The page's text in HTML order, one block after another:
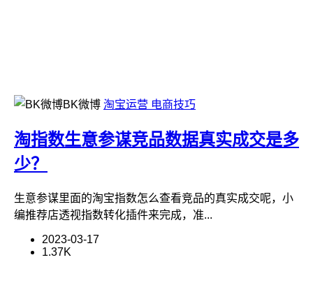
BK微博 淘宝运营 电商技巧
淘指数生意参谋竞品数据真实成交是多
少？
生意参谋里面的淘宝指数怎么查看竞品的真实成交呢，小
编推荐店透视指数转化插件来完成，准...
2023-03-17
1.37K